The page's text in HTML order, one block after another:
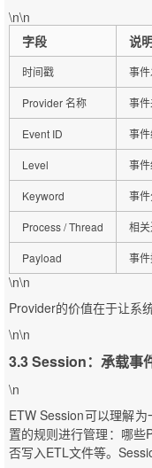
\n\n
字段
说
时间戳 事
Provider 名称 事
Event ID 事
Level 事
Keyword 事
Process / Thread 相
Payload 事
\n\n
Provider的价值在于让系
\n\n
3.3 Session：承载事
\n
ETW Session可以理解
置的规则进行管理：哪
否写入ETL文件等。